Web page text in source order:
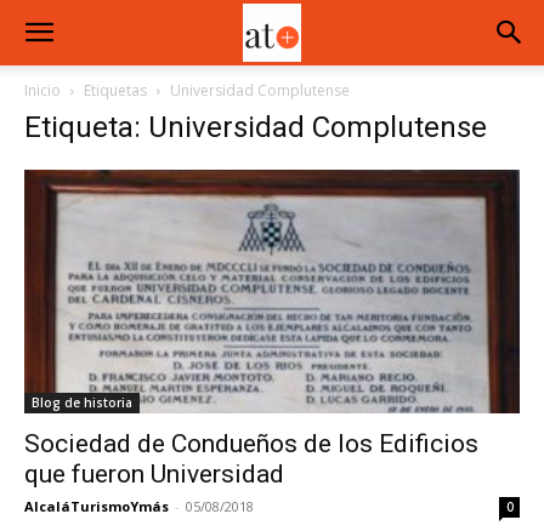
Inicio Etiquetas Universidad Complutense
Etiqueta: Universidad Complutense
Blog de historia
Sociedad de Condueños de los Edificios
que fueron Universidad
AlcaláTurismoYmás - 05/08/2018 0